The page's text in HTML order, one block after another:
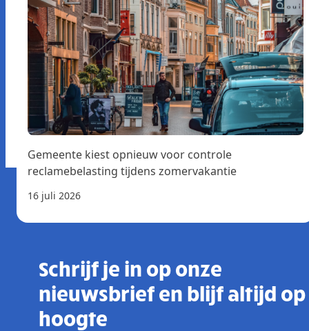
Gemeente kiest opnieuw voor controle
reclamebelasting tijdens zomervakantie
16 juli 2026
Schrijf je in op onze
nieuwsbrief en blijf altijd op
hoogte